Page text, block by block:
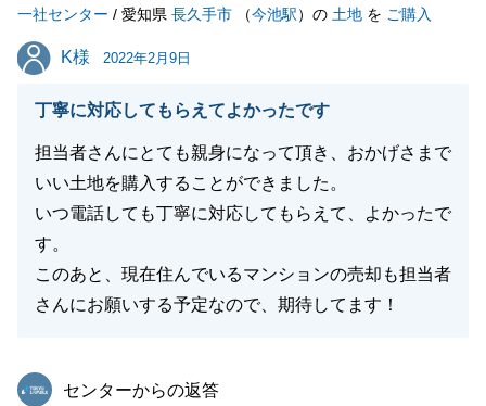
一社センター / 愛知県 長久手市 （今池駅）の 土地 を ご購入
K様
K様 2022年2月9日
丁寧に対応してもらえてよかったです
担当者さんにとても親身になって頂き、おかげさまで
いい土地を購入することができました。
いつ電話しても丁寧に対応してもらえて、よかったで
す。
このあと、現在住んでいるマンションの売却も担当者
さんにお願いする予定なので、期待してます！
東急リバブル
センターからの返答